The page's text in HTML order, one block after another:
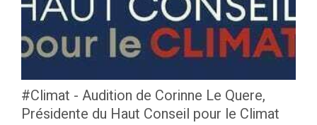
#Climat - Audition de Corinne Le Quere,
Présidente du Haut Conseil pour le Climat